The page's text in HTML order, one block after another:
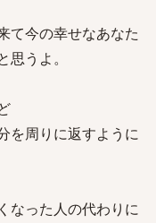
て今の幸せなあなた
うよ。
を周りに返すように
なった人の代わりに